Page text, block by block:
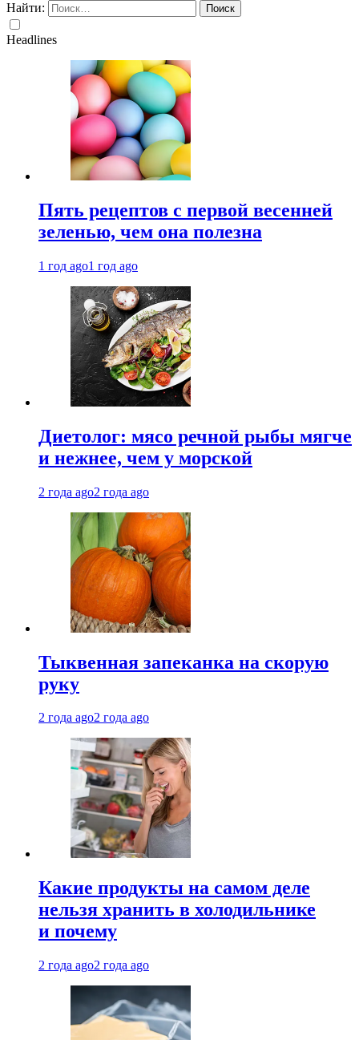
Найти:
Headlines
Пять рецептов с первой весенней
зеленью, чем она полезна
1 год ago1 год ago
Диетолог: мясо речной рыбы мягче
и нежнее, чем у морской
2 года ago2 года ago
Тыквенная запеканка на скорую
руку
2 года ago2 года ago
Какие продукты на самом деле
нельзя хранить в холодильнике
и почему
2 года ago2 года ago